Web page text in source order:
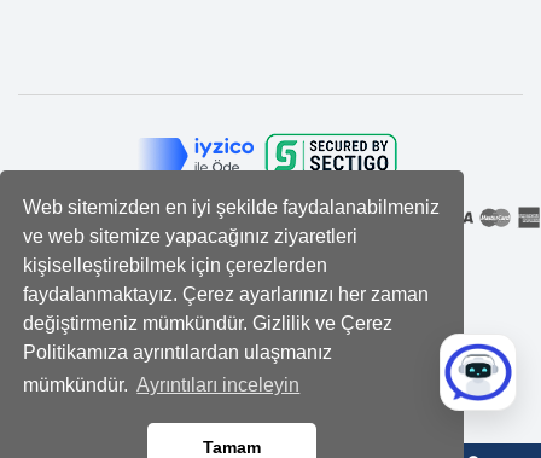
Web sitemizden en iyi şekilde faydalanabilmeniz
ve web sitemize yapacağınız ziyaretleri
kişiselleştirebilmek için çerezlerden
faydalanmaktayız. Çerez ayarlarınızı her zaman
değiştirmeniz mümkündür. Gizlilik ve Çerez
Politikamıza ayrıntılardan ulaşmanız
mümkündür. Ayrıntıları inceleyin
Tamam